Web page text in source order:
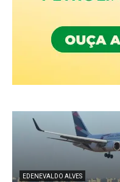
EDENEVALDO ALVES